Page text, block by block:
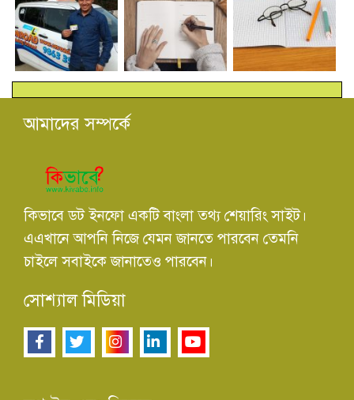
আমাদের সম্পর্কে
কিভাবে ডট ইনফো একটি বাংলা তথ্য শেয়ারিং সাইট।
এএখানে আপনি নিজে যেমন জানতে পারবেন তেমনি
চাইলে সবাইকে জানাতেও পারবেন।
সোশ্যাল মিডিয়া